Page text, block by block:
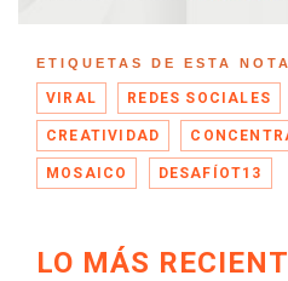
ETIQUETAS DE ESTA NOTA
VIRAL REDES SOCIALES
CREATIVIDAD
MOSAICO DESAFÍOT13
LO MÁS